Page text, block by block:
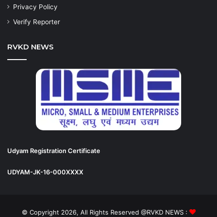
Privacy Policy
Verify Reporter
RVKD NEWS
Udyam Registration Certificate
UDYAM-JK-16-000XXXX
© Copyright 2026, All Rights Reserved @RVKD NEWS :